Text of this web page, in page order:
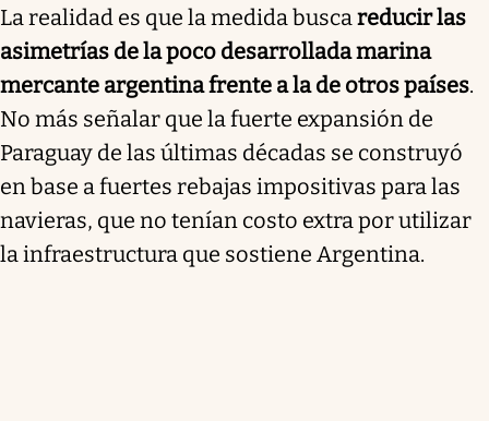
La realidad es que la medida buscareducir las
asimetrías de la poco desarrollada marina
mercante argentina frente a la de otros países.
No más señalar que la fuerte expansión de
Paraguay de las últimas décadas se construyó
en base a fuertes rebajas impositivas para las
navieras, que no tenían costo extra por utilizar
la infraestructura que sostiene Argentina.